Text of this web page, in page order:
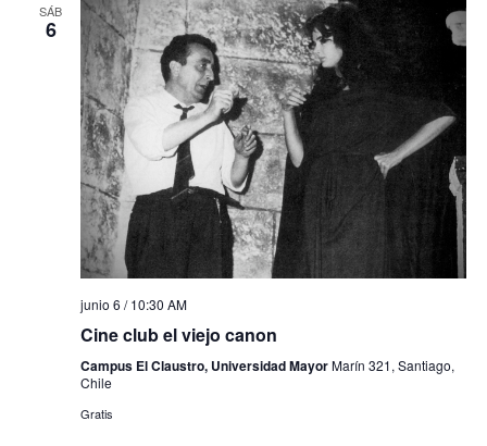
SÁB
6
junio 6 / 10:30 AM
Cine club el viejo canon
Campus El Claustro, Universidad MayorMarín 321, Santiago,
Chile
Gratis